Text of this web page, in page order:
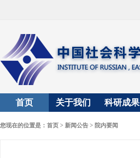
首页 关于我们 科研成果
您现在的位置是： 首页 > 新闻公告 > 院内要闻